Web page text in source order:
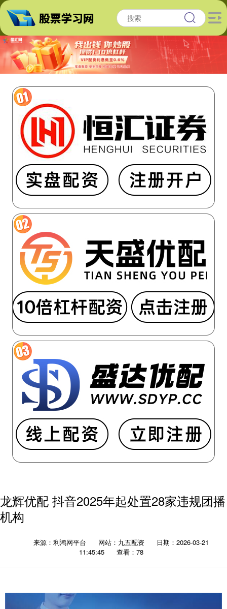
龙辉优配 抖音2025年起处置28家违规团播
机构
来源：利鸿网平台 网站：九五配资
日期：2026-03-21
11:45:45
查看：78